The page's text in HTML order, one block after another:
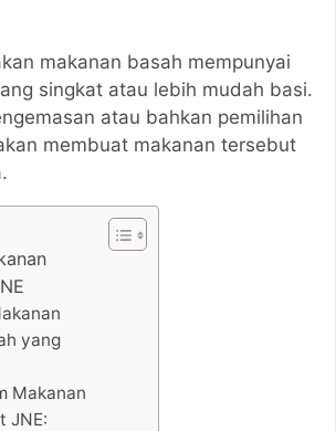
makanan basah mempunyai
singkat atau lebih mudah basi.
atau bahkan pemilihan
membuat makanan tersebut
yang
Makanan
JNE: